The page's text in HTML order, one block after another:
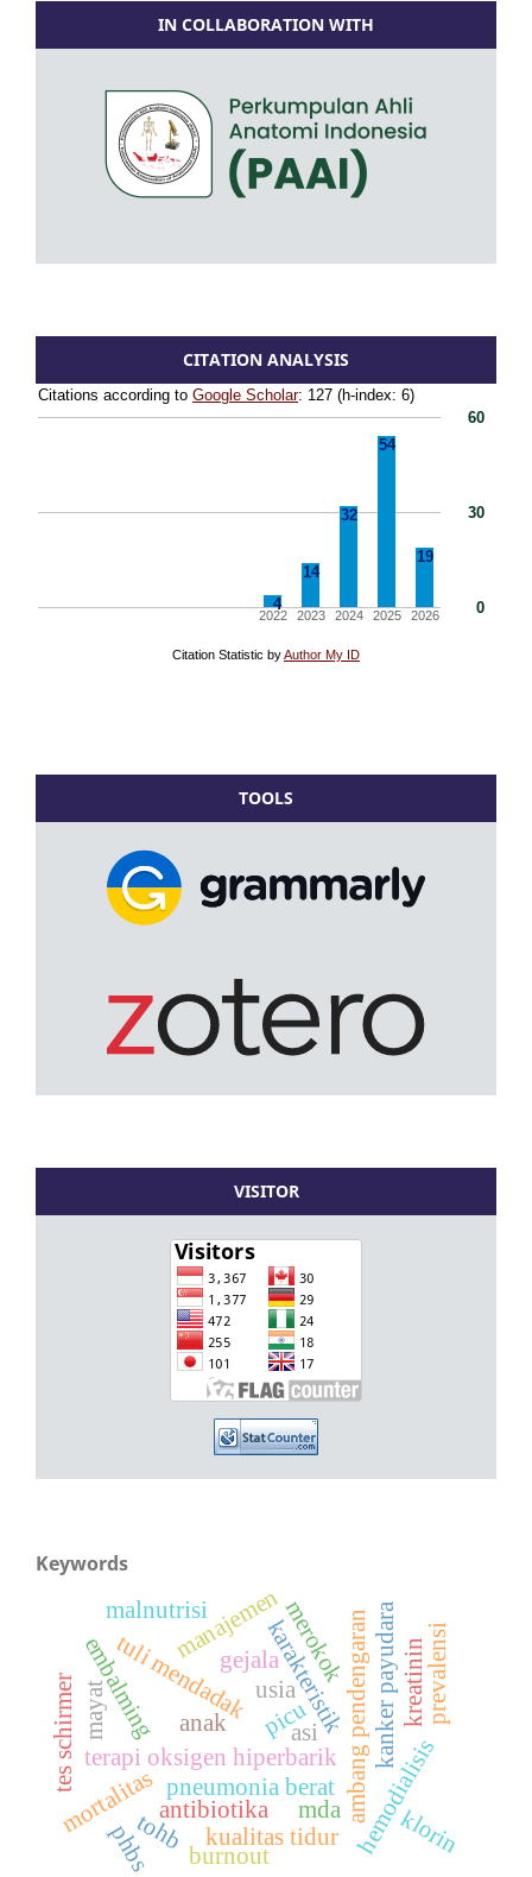
IN COLLABORATION WITH
CITATION ANALYSIS
TOOLS
VISITOR
Keywords
tuli mendadak
terapi oksigen hiperbarik ambang pendengaran
usia kanker payudara
karakteristik
hemodialisis
pneumonia berat
anak
antibiotika
mortalitas
picu
gejala
manajemen
kualitas tidur
tes schirmer
tohb mda
kreatinin
asi
prevalensi
phbs
merokok
klorin
embalming
mayat
malnutrisi
burnout